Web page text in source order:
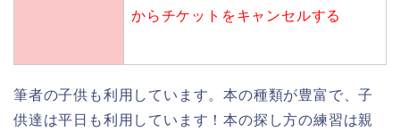
からチケットをキャンセルする
筆者の子供も利用しています。本の種類が豊富で、子
供達は平日も利用しています！本の探し方の練習は親